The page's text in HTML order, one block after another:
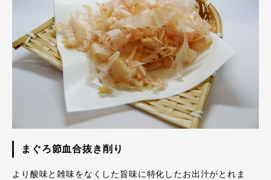
まぐろ節血合抜き削り
より酸味と雑味をなくした旨味に特化したお出汁がとれま